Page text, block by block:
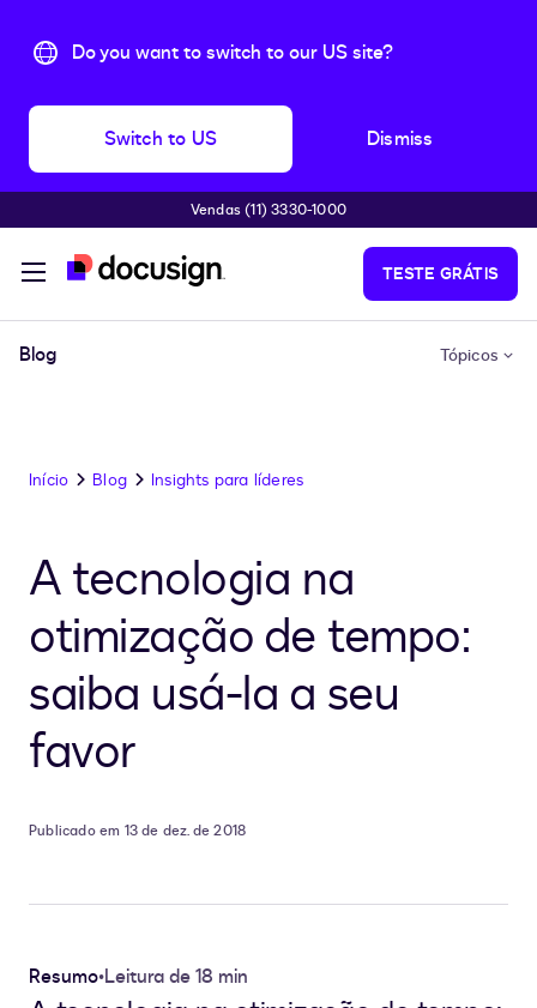
Do you want to switch to our US site?
Switch to US Dismiss
Pular para o conteúdo principal
Vendas (11) 3330-1000
TESTE GRÁTIS
Blog Tópicos
Início Blog Insights para líderes
A tecnologia na
otimização de tempo:
saiba usá-la a seu
favor
Publicado em 13 de dez. de 2018
Resumo•Leitura de 18 min